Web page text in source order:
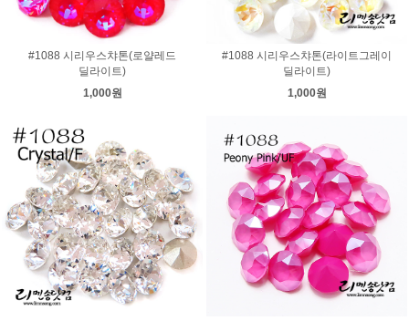
#1088 시리우스챠톤(로얄레드
딜라이트)
1,000원
#1088 시리우스챠톤(라이트그레이
딜라이트)
1,000원